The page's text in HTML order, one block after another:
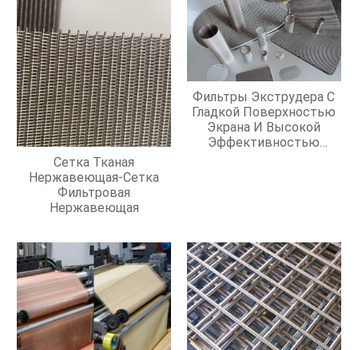
Сетка Тканая
Нержавеющая-Сетка
Фильтровая
Нержавеющая
Фильтры Экструдера С
Гладкой Поверхностью
Экрана И Высокой
Эффективностью